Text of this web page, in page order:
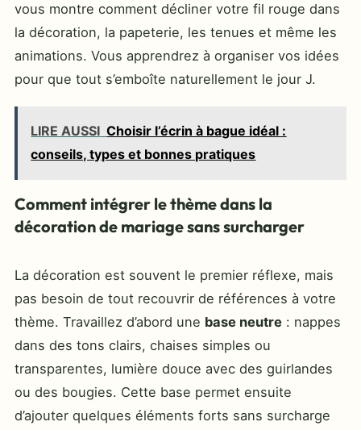
vous montre comment décliner votre fil rouge dans
la décoration, la papeterie, les tenues et même les
animations. Vous apprendrez à organiser vos idées
pour que tout s’emboîte naturellement le jour J.
LIRE AUSSI Choisir l’écrin à bague idéal :
conseils, types et bonnes pratiques
Comment intégrer le thème dans la
décoration de mariage sans surcharger
La décoration est souvent le premier réflexe, mais
pas besoin de tout recouvrir de références à votre
thème. Travaillez d’abord une base neutre : nappes
dans des tons clairs, chaises simples ou
transparentes, lumière douce avec des guirlandes
ou des bougies. Cette base permet ensuite
d’ajouter quelques éléments forts sans surcharge